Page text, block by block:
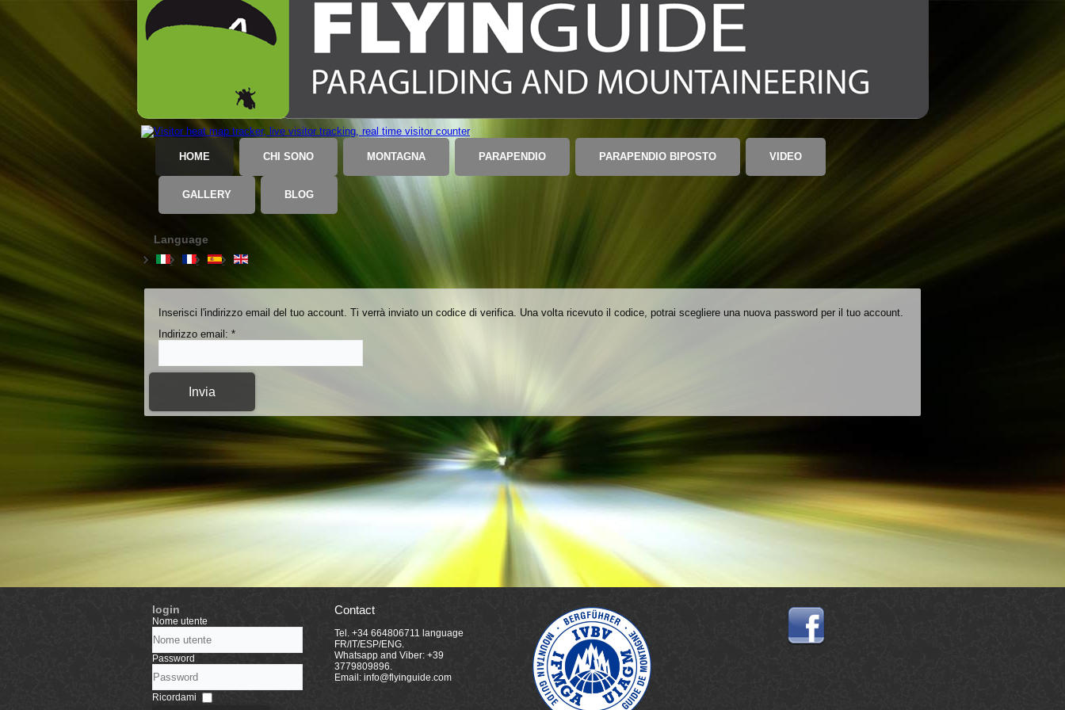
HOME CHI SONO MONTAGNA PARAPENDIO PARAPENDIO BIPOSTO VIDEO
GALLERY BLOG
Language
Inserisci l'indirizzo email del tuo account. Ti verrà inviato un codice di verifica. Una volta ricevuto il codice, potrai scegliere una nuova password per il tuo account.
Indirizzo email: *
Invia
login
Nome utente
Password
Ricordami
Contact
Tel. +34 664806711 language
FR/IT/ESP/ENG.
Whatsapp and Viber: +39
3779809896.
Email: info@flyinguide.com